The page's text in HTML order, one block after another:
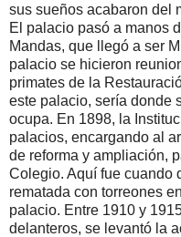
sus sueños acabaron del
El palacio pasó a manos
Mandas, que llegó a ser
palacio se hicieron
primates de la
este palacio, sería donde
ocupa. En 1898, la
palacios, encargando al
de reforma y ampliación,
Colegio. Aquí fue cuando
rematada con torreones
palacio. Entre 1910 y
delanteros, se levantó la